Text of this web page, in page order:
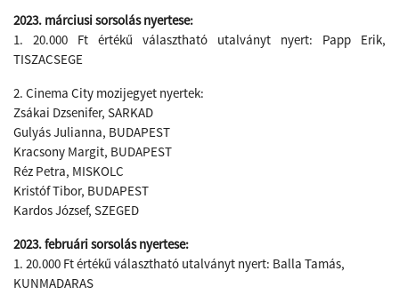
2023. márciusi sorsolás nyertese:
1. 20.000 Ft értékű választható utalványt nyert: Papp Erik,
TISZACSEGE
2. Cinema City mozijegyet nyertek:
Zsákai Dzsenifer, SARKAD
Gulyás Julianna, BUDAPEST
Kracsony Margit, BUDAPEST
Réz Petra, MISKOLC
Kristóf Tibor, BUDAPEST
​Kardos József, SZEGED
2023. februári sorsolás nyertese:
1. 20.000 Ft értékű választható utalványt nyert: Balla Tamás,
KUNMADARAS